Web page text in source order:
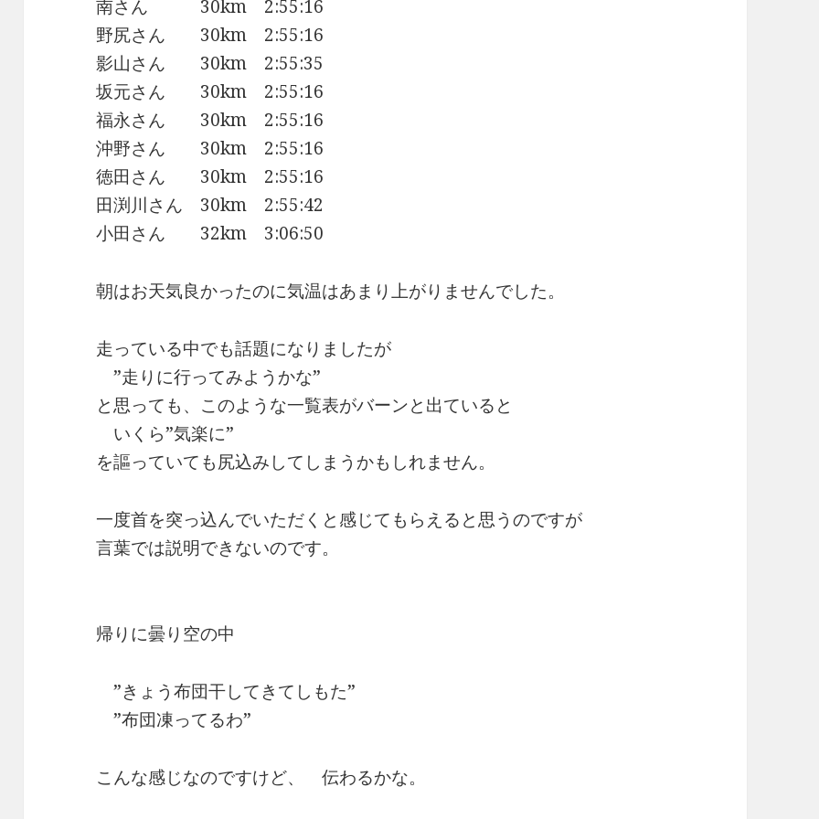
南さん 30km 2:55:16
野尻さん 30km 2:55:16
影山さん 30km 2:55:35
坂元さん 30km 2:55:16
福永さん 30km 2:55:16
沖野さん 30km 2:55:16
徳田さん 30km 2:55:16
田渕川さん 30km 2:55:42
小田さん 32km 3:06:50
朝はお天気良かったのに気温はあまり上がりませんでした。
走っている中でも話題になりましたが
”走りに行ってみようかな”
と思っても、このような一覧表がバーンと出ていると
いくら”気楽に”
を謳っていても尻込みしてしまうかもしれません。
一度首を突っ込んでいただくと感じてもらえると思うのですが
言葉では説明できないのです。
帰りに曇り空の中
”きょう布団干してきてしもた”
”布団凍ってるわ”
こんな感じなのですけど、 伝わるかな。